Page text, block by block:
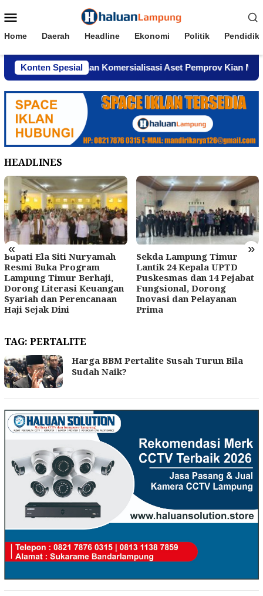
ke
Mobile
Home Daerah Headline Ekonomi Politik
Konten Spesial
Dugaan Komersialisasi Aset Pemprov Kian Menguat
HEADLINES
« »
Bupati Ela Siti Nuryamah
Resmi Buka Program
Lampung Timur Berhaji,
Dorong Literasi Keuangan
Syariah dan Perencanaan
Haji Sejak Dini
Sekda Lampung Timur
Lantik 24 Kepala UPTD
Puskesmas dan 14 Pejabat
Fungsional, Dorong
Inovasi dan Pelayanan
Prima
TAG: PERTALITE
Harga BBM Pertalite Susah Turun Bila
Sudah Naik?